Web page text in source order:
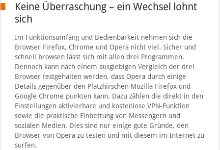
Keine Überraschung – ein Wechsel lohnt
sich
Im Funktionsumfang und Bedienbarkeit nehmen sich die
Browser Firefox, Chrome und Opera nicht viel. Sicher und
schnell browsen lässt sich mit allen drei Programmen.
Dennoch kann nach einem ausgiebigen Vergleich der drei
Browser festgehalten werden, dass Opera durch einige
Details gegenüber den Platzhirschen Mozilla Firefox und
Google Chrome punkten kann. Dazu zählen die direkt in den
Einstellungen aktivierbare und kostenlose VPN-Funktion
sowie die praktische Einbettung von Messengern und
sozialen Medien. Dies sind nur einige gute Gründe, den
Browser von Opera zu testen und mit diesem im Internet zu
surfen.